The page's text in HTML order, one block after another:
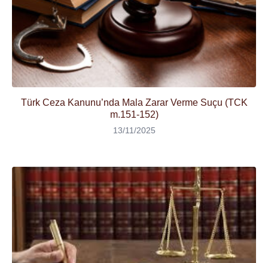
Türk Ceza Kanunu’nda Mala Zarar Verme Suçu (TCK
m.151-152)
13/11/2025